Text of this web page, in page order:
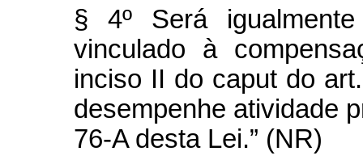
§ 4º Será
vinculado à
inciso II do caput do
desempenhe atividade
76-A desta Lei.” (NR)